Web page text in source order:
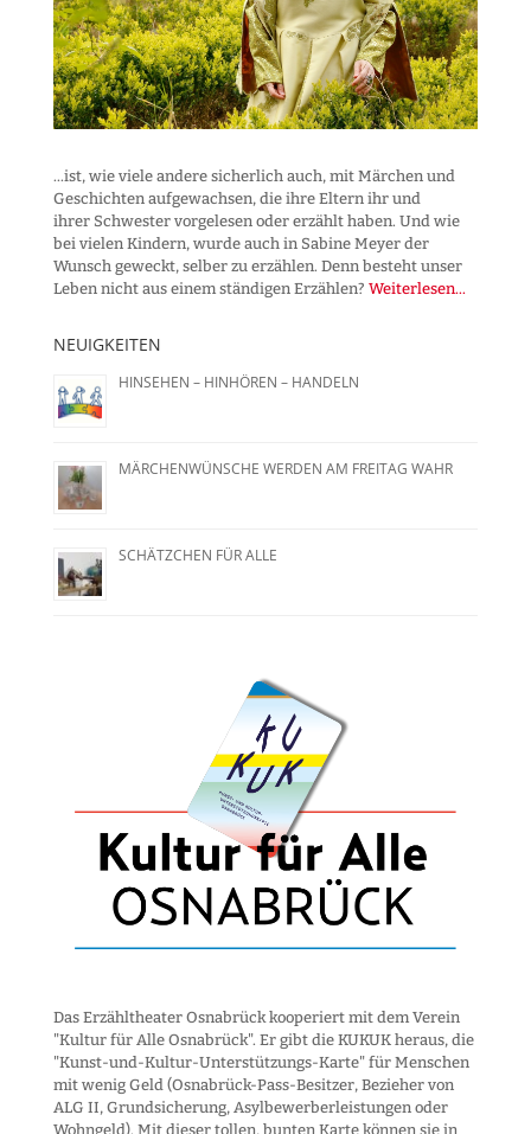
...ist, wie viele andere sicherlich auch, mit Märchen und
Geschichten aufgewachsen, die ihre Eltern ihr und
ihrer Schwester vorgelesen oder erzählt haben. Und wie
bei vielen Kindern, wurde auch in Sabine Meyer der
Wunsch geweckt, selber zu erzählen. Denn besteht unser
Leben nicht aus einem ständigen Erzählen? Weiterlesen...
NEUIGKEITEN
HINSEHEN – HINHÖREN – HANDELN
MÄRCHENWÜNSCHE WERDEN AM FREITAG WAHR
SCHÄTZCHEN FÜR ALLE
Das Erzähltheater Osnabrück kooperiert mit dem Verein
"Kultur für Alle Osnabrück". Er gibt die KUKUK heraus, die
"Kunst-und-Kultur-Unter­stützungs-Karte" für Menschen
mit wenig Geld (Osnabrück-Pass-Besitzer, Bezieher von
ALG II, Grund­sicherung, Asyl­bewerber­leistungen oder
Wohngeld). Mit dieser tollen, bunten Karte können sie in